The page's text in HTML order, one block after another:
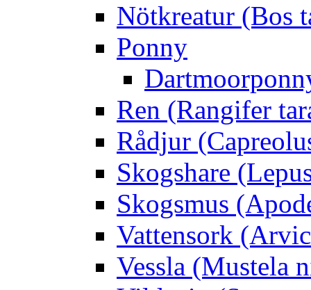
Nötkreatur (Bos
Ponny
Ren (Rangifer
Rådjur
Skogshare
Skogsmus
Vattensork
Vessla (Mustela